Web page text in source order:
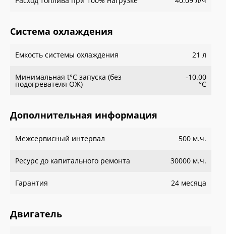
Система охлаждения
Емкость системы охлаждения 21 л
Минимальная t°С запуска (без
подогревателя ОЖ)
-10.00
°С
Дополнительная информация
Межсервисный интервал 500 м.ч.
Ресурс до капитального ремонта 30000 м.ч.
Гарантия 24 месяца
Двигатель